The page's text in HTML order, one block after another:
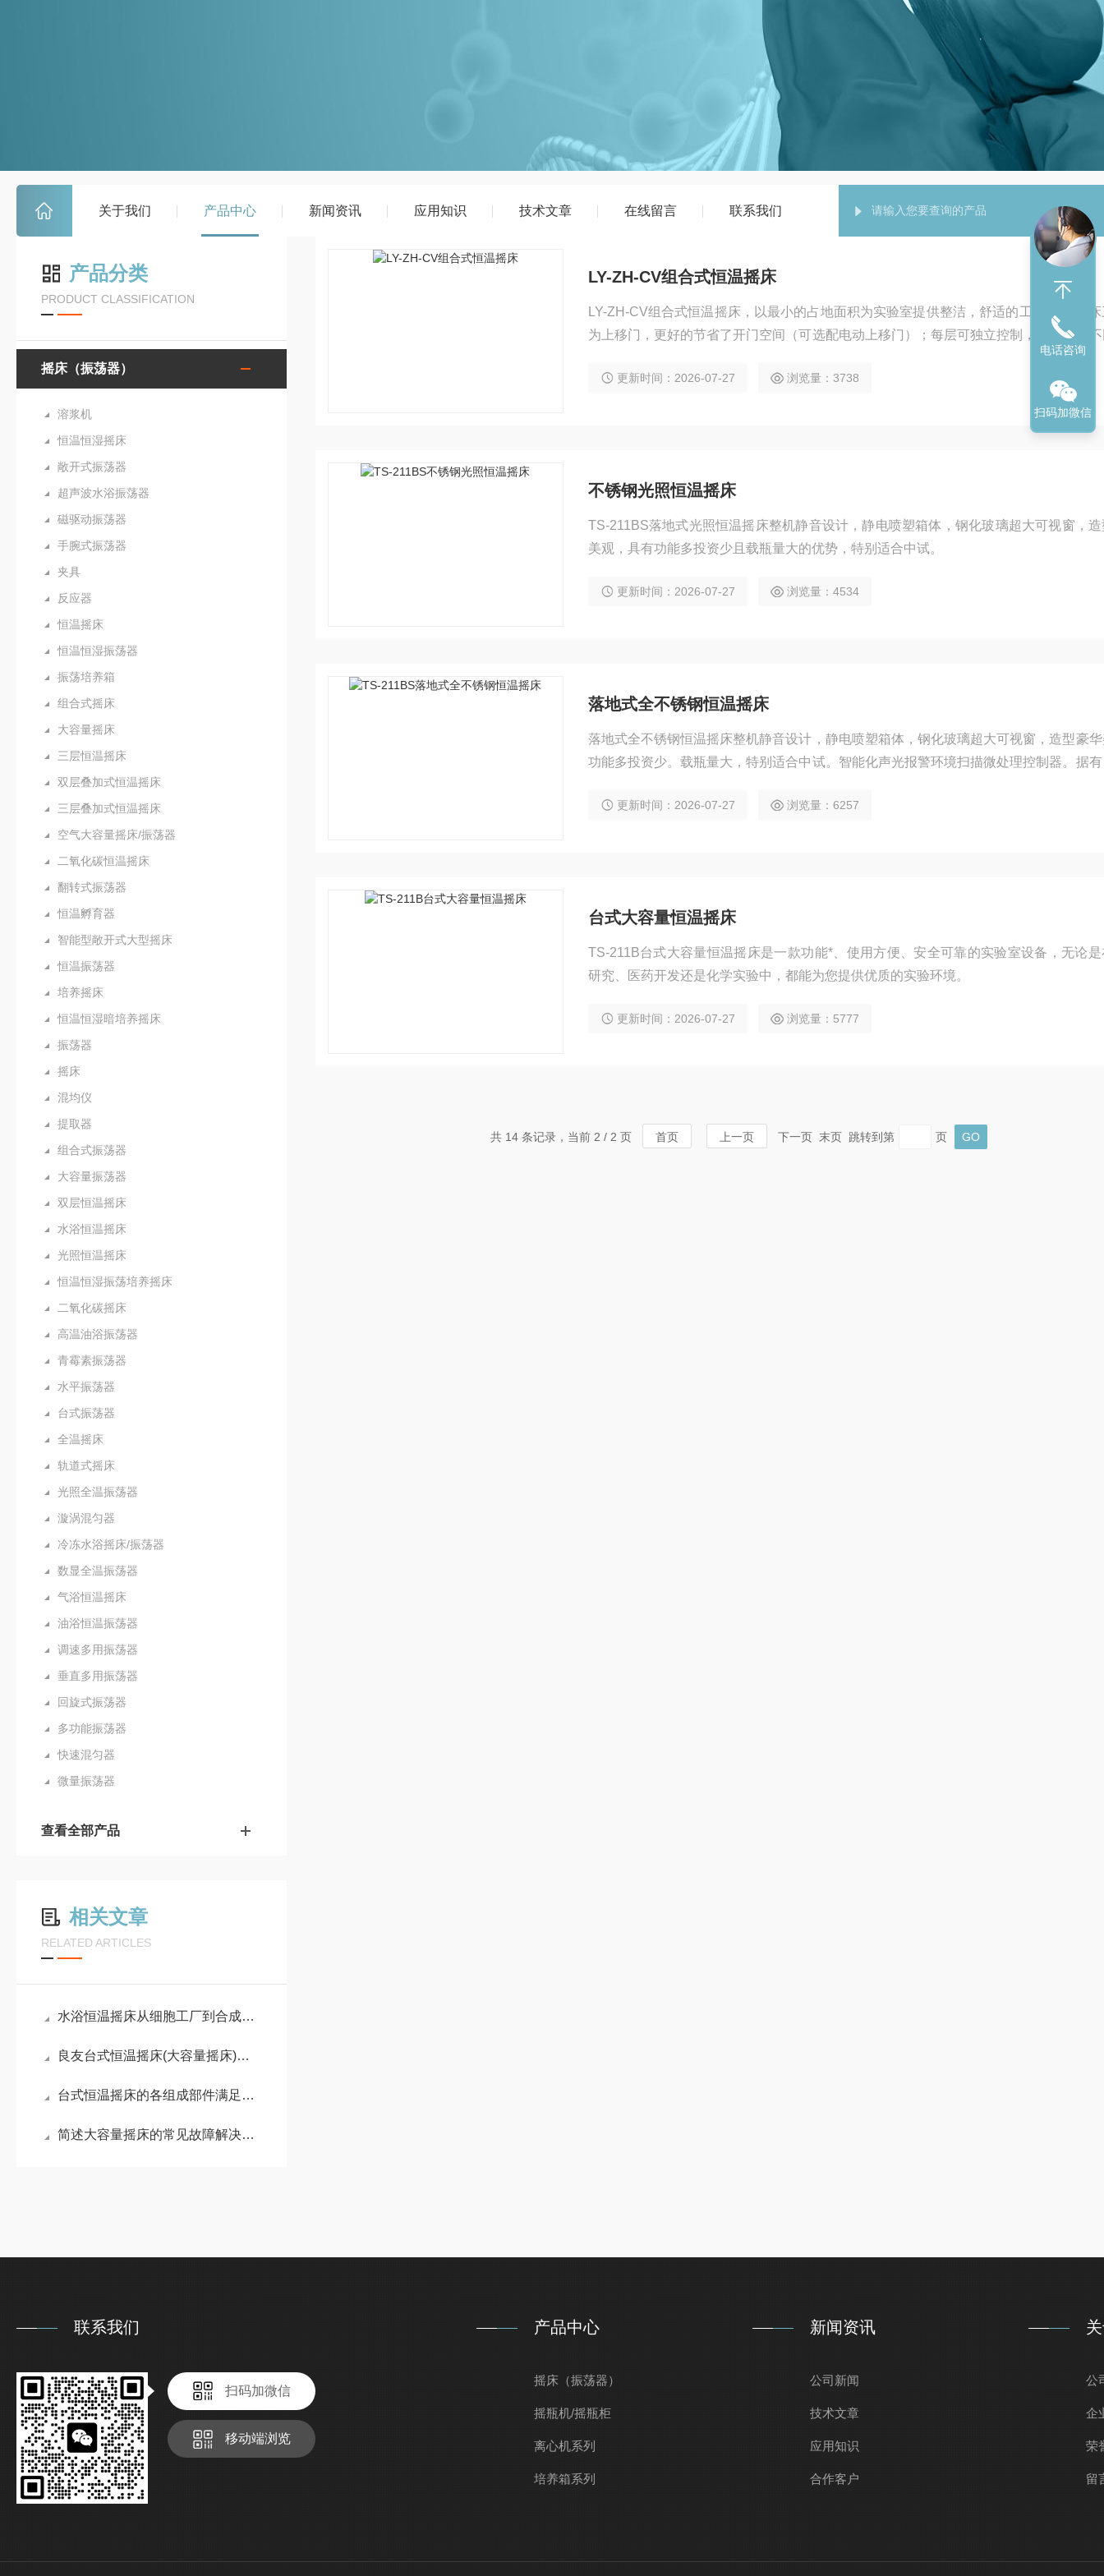
关于我们 产品中心 新闻资讯 应用知识 技术文章 在线留言 联系我们
产品分类
PRODUCT CLASSIFICATION
摇床（振荡器）
溶浆机
恒温恒湿摇床
敞开式振荡器
超声波水浴振荡器
磁驱动振荡器
手腕式振荡器
夹具
反应器
恒温摇床
恒温恒湿振荡器
振荡培养箱
组合式摇床
大容量摇床
三层恒温摇床
双层叠加式恒温摇床
三层叠加式恒温摇床
空气大容量摇床/振荡器
二氧化碳恒温摇床
翻转式振荡器
恒温孵育器
智能型敞开式大型摇床
恒温振荡器
培养摇床
恒温恒湿暗培养摇床
振荡器
摇床
混均仪
提取器
组合式振荡器
大容量振荡器
双层恒温摇床
水浴恒温摇床
光照恒温摇床
恒温恒湿振荡培养摇床
二氧化碳摇床
高温油浴振荡器
青霉素振荡器
水平振荡器
台式振荡器
全温摇床
轨道式摇床
光照全温振荡器
漩涡混匀器
冷冻水浴摇床/振荡器
数显全温振荡器
气浴恒温摇床
油浴恒温振荡器
调速多用振荡器
垂直多用振荡器
回旋式振荡器
多功能振荡器
快速混匀器
微量振荡器
查看全部产品
相关文章
RELATED ARTICLES
水浴恒温摇床从细胞工厂到合成生物的工艺枢纽
良友台式恒温摇床(大容量摇床)全面解析
台式恒温摇床的各组成部件满足了精准性需求
简述大容量摇床的常见故障解决方法
LY-ZH-CV组合式恒温摇床
LY-ZH-CV组合式恒温摇床，以最小的占地面积为实验室提供整洁，舒适的工作环境 摇
为上移门，更好的节省了开门空间（可选配电动上移门）；每层可独立控制，各层可在
转速下同时运转或根据需要运行一层、两层或三层 摇床整体静音设计，静电喷塑箱体
化玻璃门，方便随时在不开门情况下在各个角度观察箱体内部情况
更新时间：2026-07-27 浏览量：3738
不锈钢光照恒温摇床
TS-211BS落地式光照恒温摇床整机静音设计，静电喷塑箱体，钢化玻璃超大可视窗，
美观，具有功能多投资少且载瓶量大的优势，特别适合中试。
更新时间：2026-07-27 浏览量：4534
落地式全不锈钢恒温摇床
落地式全不锈钢恒温摇床整机静音设计，静电喷塑箱体，钢化玻璃超大可视窗，造型豪
功能多投资少。载瓶量大，特别适合中试。智能化声光报警环境扫描微处理控制器。据
更新时间：2026-07-27 浏览量：6257
台式大容量恒温摇床
TS-211B台式大容量恒温摇床是一款功能*、使用方便、安全可靠的实验室设备，无论
研究、医药开发还是化学实验中，都能为您提供优质的实验环境。
更新时间：2026-07-27 浏览量：5777
共 14 条记录，当前 2 / 2 页 首页 上一页 下一页 末页 跳转到第 页
联系我们
扫码加微信
移动端浏览
产品中心
摇床（振荡器）
摇瓶机/摇瓶柜
离心机系列
培养箱系列
新闻资讯
公司新闻
技术文章
应用知识
合作客户
公
企
荣
留
电话咨询
扫码加微信